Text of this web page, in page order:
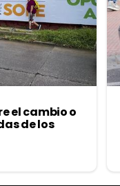
el cambio o
de los